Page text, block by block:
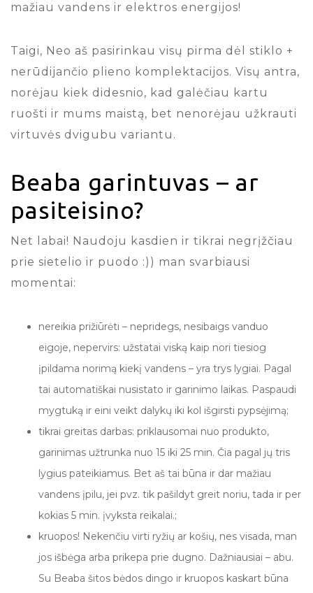
mažiau vandens ir elektros energijos!
Taigi, Neo aš pasirinkau visų pirma dėl stiklo +
nerūdijančio plieno komplektacijos. Visų antra,
norėjau kiek didesnio, kad galėčiau kartu
ruošti ir mums maistą, bet nenorėjau užkrauti
virtuvės dvigubu variantu.
Beaba garintuvas – ar
pasiteisino?
Net labai! Naudoju kasdien ir tikrai negrįžčiau
prie sietelio ir puodo :)) man svarbiausi
momentai:
nereikia prižiūrėti – nepridegs, nesibaigs vanduo
eigoje, nepervirs: užstatai viską kaip nori tiesiog
įpildama norimą kiekį vandens – yra trys lygiai. Pagal
tai automatiškai nusistato ir garinimo laikas. Paspaudi
mygtuką ir eini veikt dalykų iki kol išgirsti pypsėjimą;
tikrai greitas darbas: priklausomai nuo produkto,
garinimas užtrunka nuo 15 iki 25 min. Čia pagal jų tris
lygius pateikiamus. Bet aš tai būna ir dar mažiau
vandens įpilu, jei pvz. tik pašildyt greit noriu, tada ir per
kokias 5 min. įvyksta reikalai.;
kruopos! Nekenčiu virti ryžių ar košių, nes visada, man
jos išbėga arba prikepa prie dugno. Dažniausiai – abu.
Su Beaba šitos bėdos dingo ir kruopos kaskart būna